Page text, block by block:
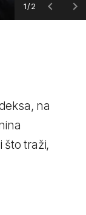
1/2
na
što traži,